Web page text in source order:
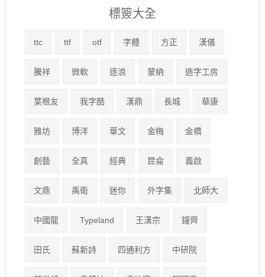
標簽大全
ttc ttf otf 字體 方正 漢儀
騰祥 微軟 逐浪 蒙納 造字工房
葉根友 我字酷 漢鼎 長城 華康
雅坊 博洋 華文 金梅 金橋
創藝 全真 經典 昆侖 義啟
文鼎 禹衛 迷你 外字集 北師大
中國龍 Typeland 王漢宗 鐘齊
田氏 蘇新詩 四通利方 中研院